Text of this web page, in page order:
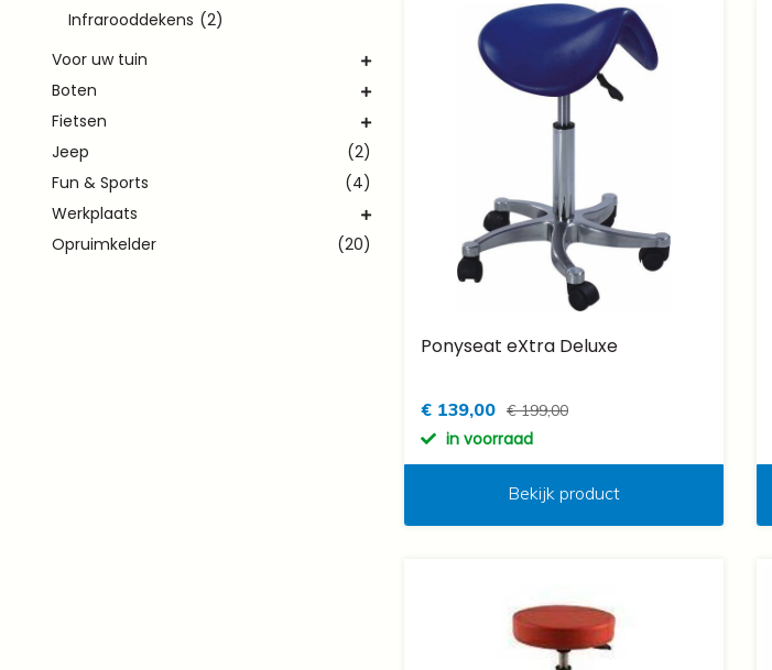
Infrarooddekens (2)
Voor uw tuin
Boten
Fietsen
Jeep
(2)
Fun & Sports
(4)
Werkplaats
Opruimkelder
(20)
Ponyseat eXtra Deluxe
€ 139,00 € 199,00
in voorraad
Bekijk product